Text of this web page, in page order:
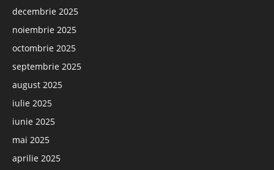
decembrie 2025
noiembrie 2025
octombrie 2025
septembrie 2025
august 2025
iulie 2025
iunie 2025
mai 2025
aprilie 2025